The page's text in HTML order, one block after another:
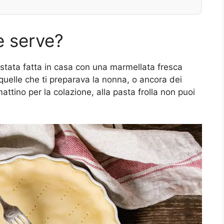
serve?
fatta in casa con una marmellata fresca
che ti preparava la nonna, o ancora dei
per la colazione, alla pasta frolla non puoi